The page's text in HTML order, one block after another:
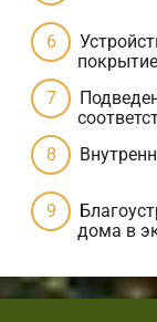
дома в